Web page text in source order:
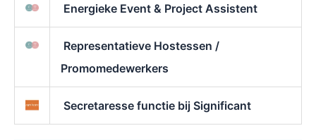
Energieke Event & Project Assistent
Representatieve Hostessen /
Promomedewerkers
Secretaresse functie bij Significant